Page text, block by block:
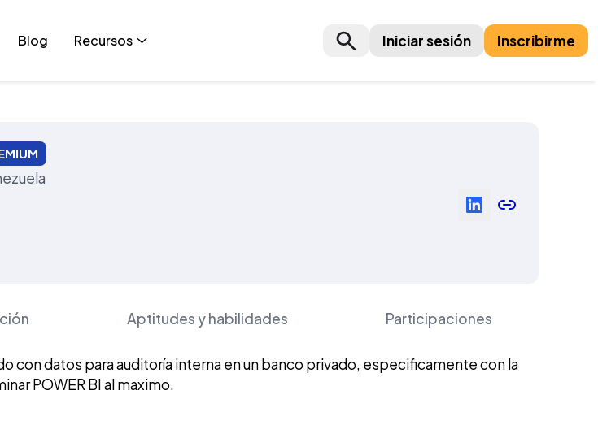
Blog Recursos Iniciar sesión Inscribirme
Aptitudes y habilidades Participaciones
con datos para auditoría interna en un banco privado, especificamente con la
POWER BI al maximo.